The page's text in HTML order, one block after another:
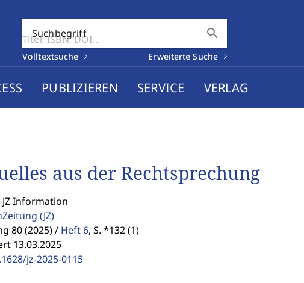
Suchbegriff search
Volltextsuche Erweiterte Suche
PUBLIZIEREN SERVICE VERLAG
aus der Rechtsprechung
Information
(JZ)
80 (2025) / Heft 6, S. *132 (1)
13.03.2025
jz-2025-0115